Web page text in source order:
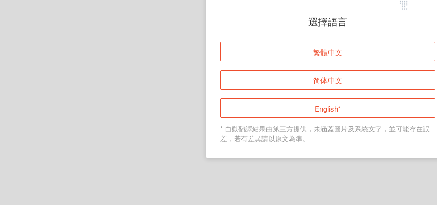
頁面無法顯示
登入
返回首頁
選擇語言
繁體中文
简体中文
English*
* 自動翻譯結果由第三方提供，未涵蓋圖片及系統文字，並可能存在誤
差，若有差異請以原文為準。